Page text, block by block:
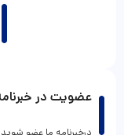
عضویت در